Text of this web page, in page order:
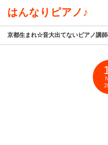
はんなりピアノ♪
京都生まれ☆音大出てないピアノ講